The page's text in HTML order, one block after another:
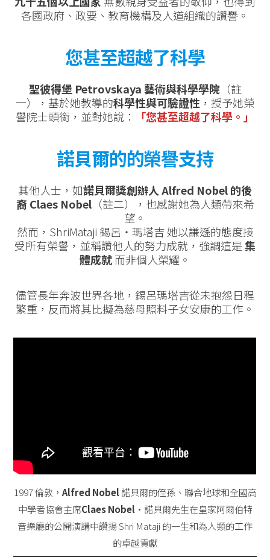
各國政府、政要、教育機構及人道組織的讚譽。
您甚至超越了科學
聖彼得堡 Petrovskaya 藝術與科學學院（註
一），基於她教導的科學性與可驗證性 ，授予她榮
譽院士頭銜，並對她說：
「您甚至超越了科學。」
諾貝爾的的榮譽支持
其他人士，如諾貝爾獎創辦人 Alfred Nobel 的後
裔 Claes Nobel（註二），也感謝她為人類帶來希
望。
然而，ShriMataji 錫呂‧瑪塔吉 她以謙遜的態度接
受所有榮譽，並稱讚他人的努力成就，強調這是集
體成就而非個人榮耀。
儘管長年奔波世界各地，錫呂瑪塔吉從未抱怨日程
繁重，反而將其比擬為慈母照料子女安康的工作。
1997 倫敦， Alfred Nobel 諾貝爾的侄孫、聯合地球和全國高
中學者協會主席Claes Nobel ·諾貝爾先生在皇家阿爾伯特
音樂廳的公開演講中讚揚 Shri Mataji 的一生和為人類的工作
的卓越貢獻